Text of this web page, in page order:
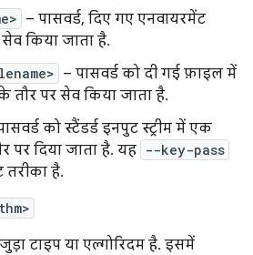
– पासवर्ड, दिए गए एनवायरमेंट
किया जाता है.
– पासवर्ड को दी गई फ़ाइल में
तौर पर सेव किया जाता है.
को स्टैंडर्ड इनपुट स्ट्रीम में एक
पर दिया जाता है. यह --key-pass
तरीका है.
टाइप या एल्गोरिदम है. इसमें